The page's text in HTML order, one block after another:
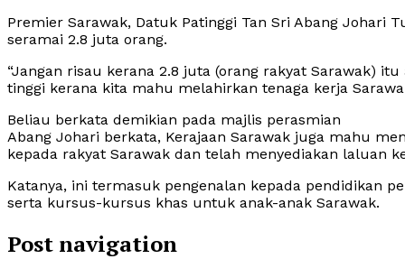
Premier Sarawak, Datuk Patinggi Tan Sri Abang
seramai 2.8 juta orang.
“Jangan risau kerana 2.8 juta (orang rakyat Sarawak)
tinggi kerana kita mahu melahirkan tenaga kerja
Beliau berkata demikian pada majlis perasmian
Abang Johari berkata, Kerajaan Sarawak juga mahu
kepada rakyat Sarawak dan telah menyediakan laluan
Katanya, ini termasuk pengenalan kepada pendidikan
serta kursus-kursus khas untuk anak-anak Sarawak.
Post navigation